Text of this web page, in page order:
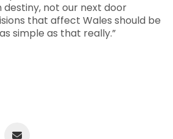
destiny, not our next door
that affect Wales should be
simple as that really.”